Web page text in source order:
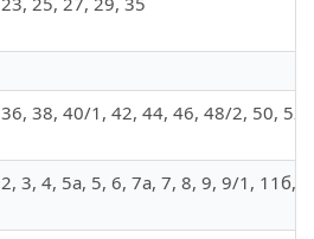
36, 38, 40/1, 42, 44, 46, 48/2, 50, 52
2, 3, 4, 5а, 5, 6, 7а, 7, 8, 9, 9/1, 11б,